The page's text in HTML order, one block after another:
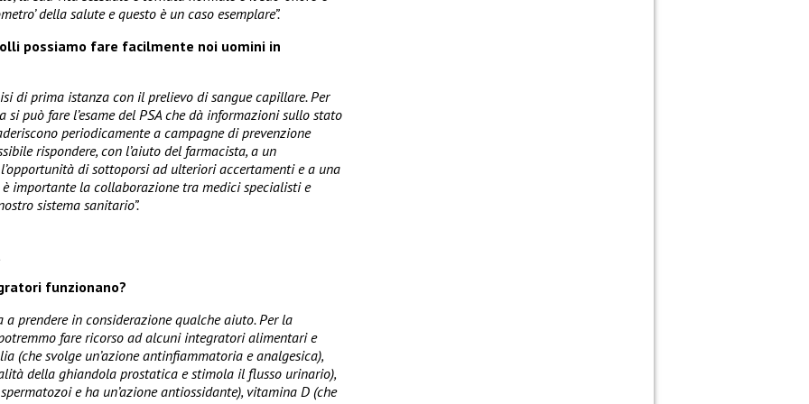
della salute e questo è un caso esemplare”.
possiamo fare facilmente noi uomini in
di prima istanza con il prelievo di sangue capillare. Per
può fare l’esame del PSA che dà informazioni sullo stato
periodicamente a campagne di prevenzione
rispondere, con l’aiuto del farmacista, a un
di sottoporsi ad ulteriori accertamenti e a una
importante la collaborazione tra medici specialisti e
sistema sanitario”.
funzionano?
prendere in considerazione qualche aiuto. Per la
fare ricorso ad alcuni integratori alimentari e
(che svolge un’azione antinfiammatoria e analgesica),
della ghiandola prostatica e stimola il flusso urinario),
e ha un’azione antiossidante), vitamina D (che